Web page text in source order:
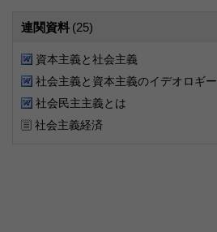
連関資料 (25)
資本主義と社会主義
社会主義と資本主義のイデオロギー
社会民主主義とは
社会主義経済